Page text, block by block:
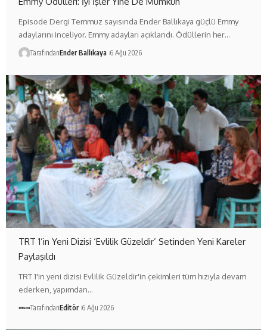
Episode Dergi Temmuz sayısında Ender Ballıkaya güçlü Emmy
adaylarını inceliyor. Emmy adayları açıklandı. Ödüllerin her…
TarafındanEnder Ballıkaya 6 Ağu 2026
TRT 1’in Yeni Dizisi ‘Evlilik Güzeldir’ Setinden Yeni Kareler
Paylaşıldı
TRT 1'in yeni dizisi Evlilik Güzeldir'in çekimleri tüm hızıyla devam
ederken, yapımdan…
TarafındanEditör 6 Ağu 2026